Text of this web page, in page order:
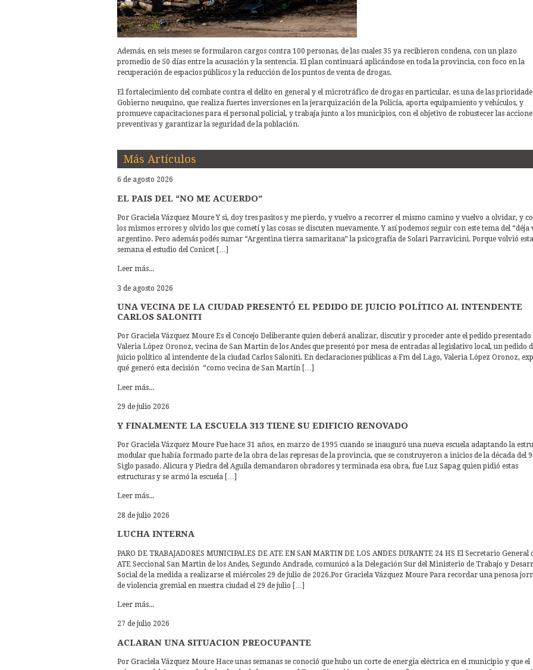
Además, en seis meses se formularon cargos contra 100 personas, de las cuales 35 ya recibieron condena, con un plazo
promedio de 50 días entre la acusación y la sentencia. El plan continuará aplicándose en toda la provincia, con foco en la
recuperación de espacios públicos y la reducción de los puntos de venta de drogas.
El fortalecimiento del combate contra el delito en general y el microtráfico de drogas en particular, es una de las
Gobierno neuquino, que realiza fuertes inversiones en la jerarquización de la Policía, aporta equipamiento y vehículos, y
promueve capacitaciones para el personal policial, y trabaja junto a los municipios, con el objetivo de robustecer las
preventivas y garantizar la seguridad de la población.
Más Artículos
6 de agosto 2026
EL PAIS DEL “NO ME ACUERDO”
Por Graciela Vázquez Moure Y si, doy tres pasitos y me pierdo, y vuelvo a recorrer el mismo camino y vuelvo a olvidar, y
los mismos errores y olvido los que cometí y las cosas se discuten nuevamente. Y así podemos seguir con este tema del “déja
argentino. Pero además podés sumar “Argentina tierra samaritana” la psicografía de Solari Parravicini. Porque volvió esta
semana el estudio del Conicet […]
Leer más...
3 de agosto 2026
UNA VECINA DE LA CIUDAD PRESENTÓ EL PEDIDO DE JUICIO POLÍTICO AL INTENDENTE
CARLOS SALONITI
Por Graciela Vázquez Moure Es el Concejo Deliberante quien deberá analizar, discutir y proceder ante el pedido
Valeria López Oronoz, vecina de San Martin de los Andes que presentó por mesa de entradas al legislativo local, un pedido
juicio político al intendente de la ciudad Carlos Saloniti. En declaraciones públicas a Fm del Lago, Valeria López Oronoz,
qué generó esta decisión “como vecina de San Martín […]
Leer más...
29 de julio 2026
Y FINALMENTE LA ESCUELA 313 TIENE SU EDIFICIO RENOVADO
Por Graciela Vázquez Moure Fue hace 31 años, en marzo de 1995 cuando se inauguró una nueva escuela adaptando la
modular que había formado parte de la obra de las represas de la provincia, que se construyeron a inicios de la década del
Siglo pasado. Alicura y Piedra del Aguila demandaron obradores y terminada esa obra, fue Luz Sapag quien pidió estas
estructuras y se armó la escuela […]
Leer más...
28 de julio 2026
LUCHA INTERNA
PARO DE TRABAJADORES MUNICIPALES DE ATE EN SAN MARTIN DE LOS ANDES DURANTE 24 HS El Secretario General
ATE Seccional San Martin de los Andes, Segundo Andrade, comunicó a la Delegación Sur del Ministerio de Trabajo y
Social de la medida a realizarse el miércoles 29 de julio de 2026.Por Graciela Vázquez Moure Para recordar una penosa
de violencia gremial en nuestra ciudad el 29 de julio […]
Leer más...
27 de julio 2026
ACLARAN UNA SITUACION PREOCUPANTE
Por Graciela Vázquez Moure Hace unas semanas se conoció que hubo un corte de energía eléctrica en el municipio y que el